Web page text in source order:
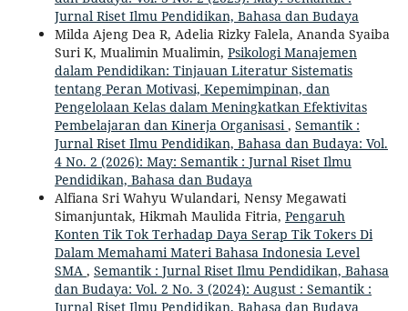
Jurnal Riset Ilmu Pendidikan, Bahasa dan Budaya
Milda Ajeng Dea R, Adelia Rizky Falela, Ananda Syaiba
Suri K, Mualimin Mualimin, Psikologi Manajemen
dalam Pendidikan: Tinjauan Literatur Sistematis
tentang Peran Motivasi, Kepemimpinan, dan
Pengelolaan Kelas dalam Meningkatkan Efektivitas
Pembelajaran dan Kinerja Organisasi, Semantik :
Jurnal Riset Ilmu Pendidikan, Bahasa dan Budaya: Vol.
4 No. 2 (2026): May: Semantik : Jurnal Riset Ilmu
Pendidikan, Bahasa dan Budaya
Alfiana Sri Wahyu Wulandari, Nensy Megawati
Simanjuntak, Hikmah Maulida Fitria, Pengaruh
Konten Tik Tok Terhadap Daya Serap Tik Tokers Di
Dalam Memahami Materi Bahasa Indonesia Level
SMA , Semantik : Jurnal Riset Ilmu Pendidikan, Bahasa
dan Budaya: Vol. 2 No. 3 (2024): August : Semantik :
Jurnal Riset Ilmu Pendidikan, Bahasa dan Budaya